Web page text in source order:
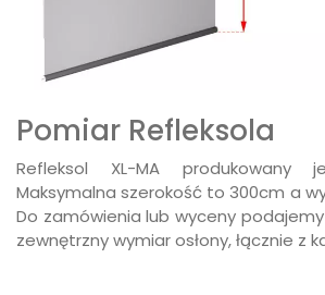
Pomiar Refleksola
Refleksol XL-MA produkowany
Maksymalna szerokość to 300cm a
Do zamówienia lub wyceny
zewnętrzny wymiar osłony, łącznie z